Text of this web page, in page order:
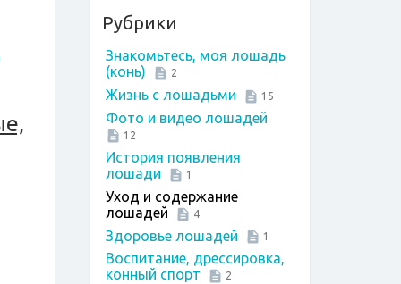
Рубрики
Знакомьтесь, моя лошадь
(конь)
2
Жизнь с лошадьми 15
Фото и видео лошадей
12
История появления
лошади
1
Уход и содержание
лошадей
4
Здоровье лошадей 1
Воспитание, дрессировка,
конный спорт
2